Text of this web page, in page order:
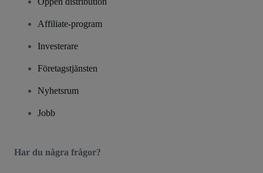
Affiliate-program
Investerare
Företagstjänsten
Nyhetsrum
Jobb
Har du några frågor?